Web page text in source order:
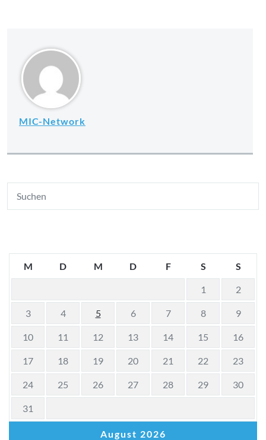
MIC-Network
August 2026
M D M D F S S
1 2
3 4 5 6 7 8 9
10 11 12 13 14 15 16
17 18 19 20 21 22 23
24 25 26 27 28 29 30
31